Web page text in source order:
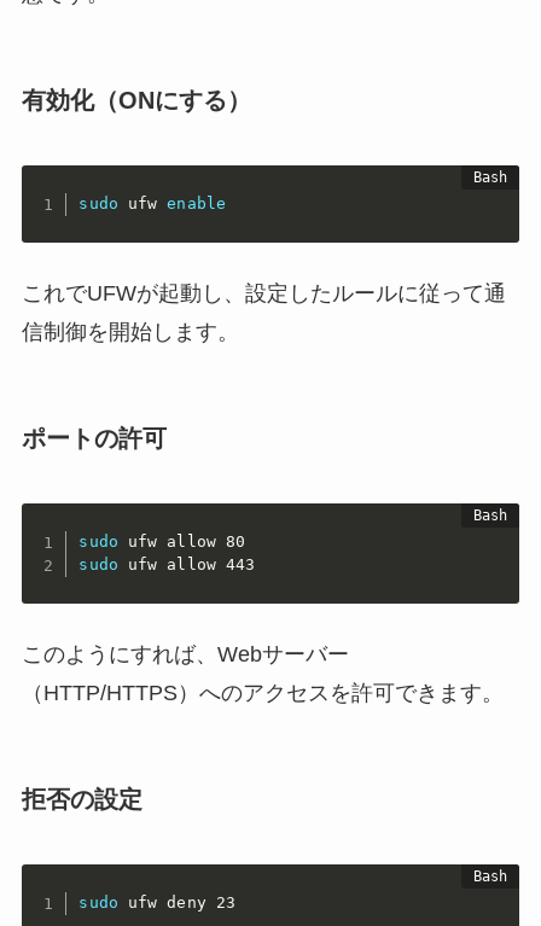
有効化（ONにする）
sudo ufw enable
これでUFWが起動し、設定したルールに従って通
信制御を開始します。
ポートの許可
sudo
sudo ufw allow 443
このようにすれば、Webサーバー
（HTTP/HTTPS）へのアクセスを許可できます。
拒否の設定
sudo ufw deny 23